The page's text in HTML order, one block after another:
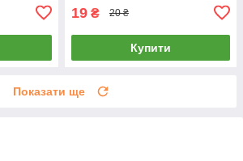
19 ₴ 20 ₴
Купити
Показати ще